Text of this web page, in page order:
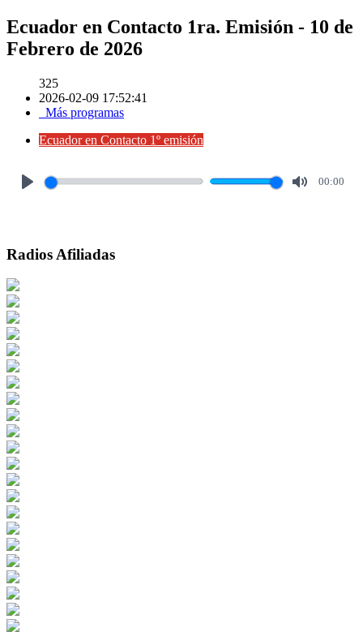
Ecuador en Contacto 1ra. Emisión - 10 de
Febrero de 2026
325
2026-02-09 17:52:41
Más programas
Ecuador en Contacto 1º emisión
00:00
Radios Afiliadas